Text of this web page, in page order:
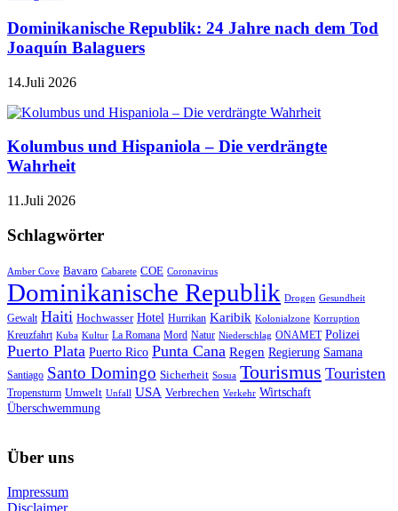
Dominikanische Republik: 24 Jahre nach dem Tod
Joaquín Balaguers
14.Juli 2026
Kolumbus und Hispaniola – Die verdrängte
Wahrheit
11.Juli 2026
Schlagwörter
Amber Cove Bavaro Cabarete COE Coronavirus
Dominikanische Republik Drogen Gesundheit
Gewalt Haiti Hochwasser Hotel Hurrikan Karibik Kolonialzone Korruption
Kreuzfahrt Kuba Kultur La Romana Mord Natur Niederschlag ONAMET Polizei
Puerto Plata Puerto Rico Punta Cana Regen Regierung Samana
Santiago Santo Domingo Sicherheit Sosua Tourismus Touristen
Tropensturm Umwelt Unfall USA Verbrechen Verkehr Wirtschaft
Überschwemmung
Über uns
Impressum
Disclaimer